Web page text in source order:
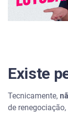
Quer
Como
Até quando
Quem está
Existe
Tecnicamente,
de